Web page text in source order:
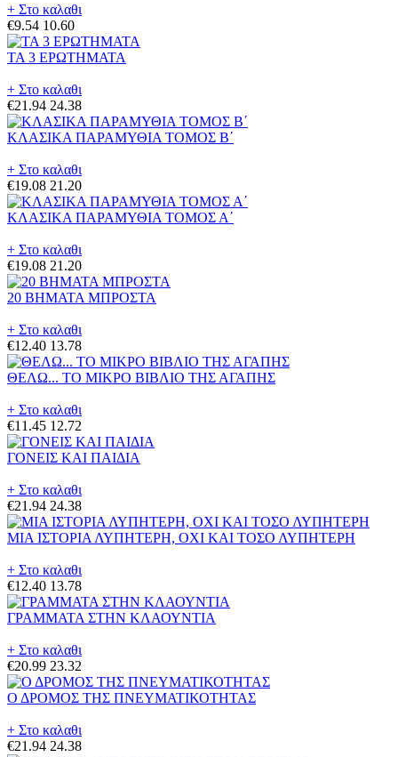
+ Στο καλαθι
€9.54 10.60
ΤΑ 3 ΕΡΩΤΗΜΑΤΑ
+ Στο καλαθι
€21.94 24.38
ΚΛΑΣΙΚΑ ΠΑΡΑΜΥΘΙΑ ΤΟΜΟΣ Β΄
+ Στο καλαθι
€19.08 21.20
ΚΛΑΣΙΚΑ ΠΑΡΑΜΥΘΙΑ ΤΟΜΟΣ Α΄
+ Στο καλαθι
€19.08 21.20
20 ΒΗΜΑΤΑ ΜΠΡΟΣΤΑ
+ Στο καλαθι
€12.40 13.78
ΘΕΛΩ... ΤΟ ΜΙΚΡΟ ΒΙΒΛΙΟ ΤΗΣ ΑΓΑΠΗΣ
+ Στο καλαθι
€11.45 12.72
ΓΟΝΕΙΣ ΚΑΙ ΠΑΙΔΙΑ
+ Στο καλαθι
€21.94 24.38
ΜΙΑ ΙΣΤΟΡΙΑ ΛΥΠΗΤΕΡΗ, ΟΧΙ ΚΑΙ ΤΟΣΟ ΛΥΠΗΤΕΡΗ
+ Στο καλαθι
€12.40 13.78
ΓΡΑΜΜΑΤΑ ΣΤΗΝ ΚΛΑΟΥΝΤΙΑ
+ Στο καλαθι
€20.99 23.32
Ο ΔΡΟΜΟΣ ΤΗΣ ΠΝΕΥΜΑΤΙΚΟΤΗΤΑΣ
+ Στο καλαθι
€21.94 24.38